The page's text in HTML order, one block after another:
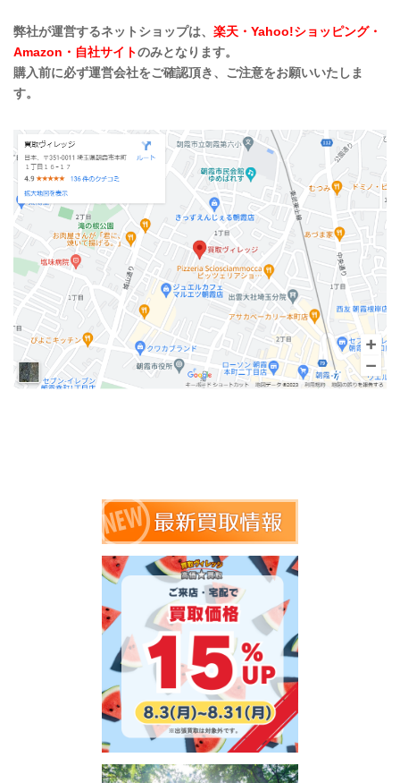
弊社が運営するネットショップは、 楽天・Yahoo!ショッピング・
Amazon・自社サイトのみとなります。
購入前に必ず運営会社をご確認頂き、ご注意をお願いいたしま
す。